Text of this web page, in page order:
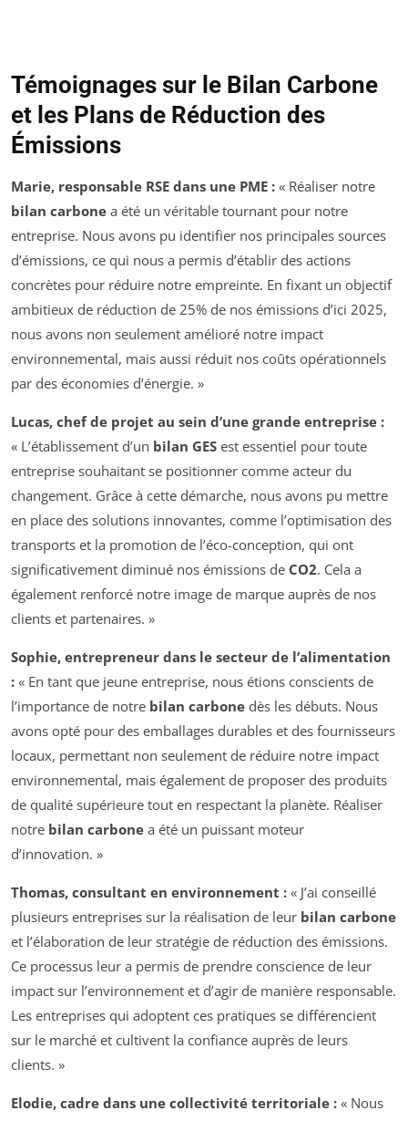
Témoignages sur le Bilan Carbone
et les Plans de Réduction des
Émissions
Marie, responsable RSE dans une PME : « Réaliser notre
bilan carbone a été un véritable tournant pour notre
entreprise. Nous avons pu identifier nos principales sources
d’émissions, ce qui nous a permis d’établir des actions
concrètes pour réduire notre empreinte. En fixant un objectif
ambitieux de réduction de 25% de nos émissions d’ici 2025,
nous avons non seulement amélioré notre impact
environnemental, mais aussi réduit nos coûts opérationnels
par des économies d’énergie. »
Lucas, chef de projet au sein d’une grande entreprise :
« L’établissement d’un bilan GES est essentiel pour toute
entreprise souhaitant se positionner comme acteur du
changement. Grâce à cette démarche, nous avons pu mettre
en place des solutions innovantes, comme l’optimisation des
transports et la promotion de l’éco-conception, qui ont
significativement diminué nos émissions de CO2. Cela a
également renforcé notre image de marque auprès de nos
clients et partenaires. »
Sophie, entrepreneur dans le secteur de l’alimentation
: « En tant que jeune entreprise, nous étions conscients de
l’importance de notre bilan carbone dès les débuts. Nous
avons opté pour des emballages durables et des fournisseurs
locaux, permettant non seulement de réduire notre impact
environnemental, mais également de proposer des produits
de qualité supérieure tout en respectant la planète. Réaliser
notre bilan carbone a été un puissant moteur
d’innovation. »
Thomas, consultant en environnement : « J’ai conseillé
plusieurs entreprises sur la réalisation de leur bilan carbone
et l’élaboration de leur stratégie de réduction des émissions.
Ce processus leur a permis de prendre conscience de leur
impact sur l’environnement et d’agir de manière responsable.
Les entreprises qui adoptent ces pratiques se différencient
sur le marché et cultivent la confiance auprès de leurs
clients. »
Elodie, cadre dans une collectivité territoriale : « Nous